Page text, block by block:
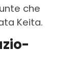
che
Keita.